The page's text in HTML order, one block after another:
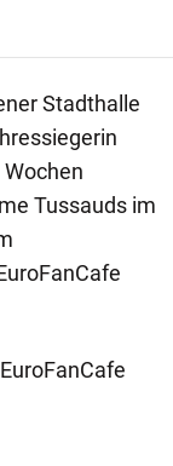
Stadthalle
Tussauds im